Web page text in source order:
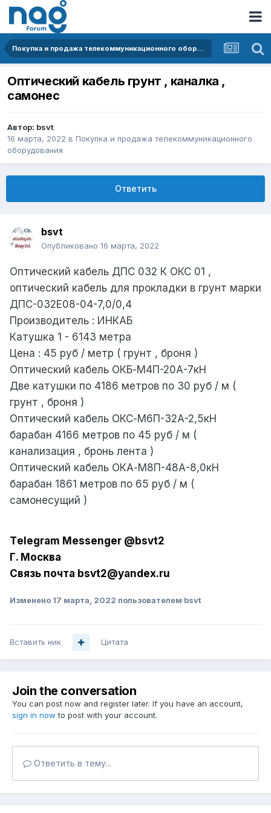
Покупка и продажа телекоммуникационного оборудования
Оптический кабель грунт , каналка ,
самонес
Автор: bsvt
16 марта, 2022 в Покупка и продажа телекоммуникационного
оборудования
Ответить
bsvt
Опубликовано 16 марта, 2022
Оптический кабель ДПС 032 К ОКС 01 ,
оптический кабель для прокладки в грунт марки
ДПС-032Е08-04-7,0/0,4
Производитель : ИНКАБ
Катушка 1 - 6143 метра
Цена : 45 руб / метр ( грунт , броня )
Оптический кабель ОКБ-М4П-20А-7кН
Две катушки по 4186 метров по 30 руб / м (
грунт , броня )
Оптический кабель ОКС-М6П-32А-2,5кН
барабан 4166 метров по 45 руб / м (
канализация , бронь лента )
Оптический кабель ОКА-М8П-48А-8,0кН
барабан 1861 метров по 65 руб / м (
самонесущий )
Tеlеgrаm Messеngеr @bsvt2
Г. Москва
Связь почта bsvt2@yandex.ru
Изменено 17 марта, 2022 пользователем bsvt
Вставить ник Цитата
Join the conversation
You can post now and register later. If you have an account,
sign in now to post with your account.
Ответить в тему...